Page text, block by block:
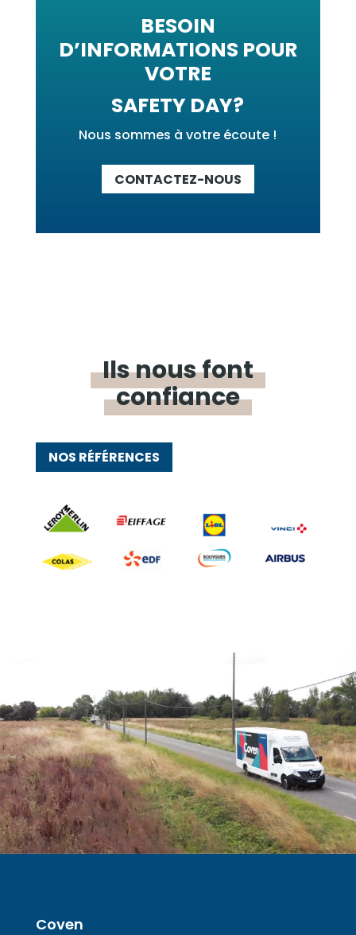
BESOIN
D’INFORMATIONS POUR
VOTRE
SAFETY DAY?
Nous sommes à votre écoute !
CONTACTEZ-NOUS
Ils nous font
confiance
NOS RÉFÉRENCES
Coven